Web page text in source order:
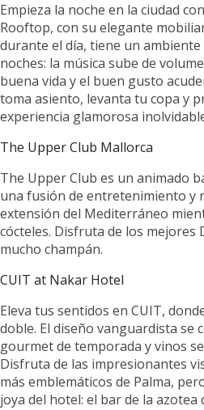
Empieza la noche en la ciudad
Rooftop, con su elegante
durante el día, tiene un
noches: la música sube de
buena vida y el buen gusto
toma asiento, levanta tu copa y
experiencia glamorosa
The Upper Club Mallorca
The Upper Club es un animado
una fusión de entretenimiento y
extensión del Mediterráneo
cócteles. Disfruta de los mejores
mucho champán.
CUIT at Nakar Hotel
Eleva tus sentidos en CUIT,
doble. El diseño vanguardista se
gourmet de temporada y vinos
Disfruta de las impresionantes
más emblemáticos de Palma,
joya del hotel: el bar de la azotea